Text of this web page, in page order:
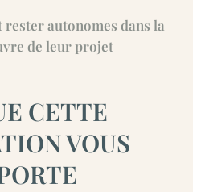
autonomes dans la
de leur projet
CETTE
VOUS